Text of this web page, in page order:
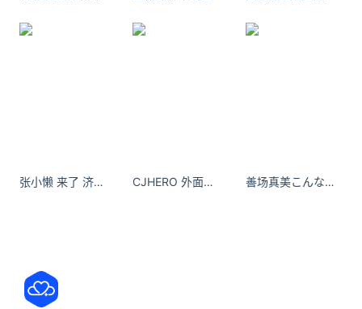
京东集团-SW 09618.HK
张小懒 来了 济州岛吊床咖啡玻璃海 - 小红书 CJHERO 外面春光明媚，而我却在工位 - 小红书 善场真美こんな時間に目が覚めた[可怜][可怜]#生活手记#